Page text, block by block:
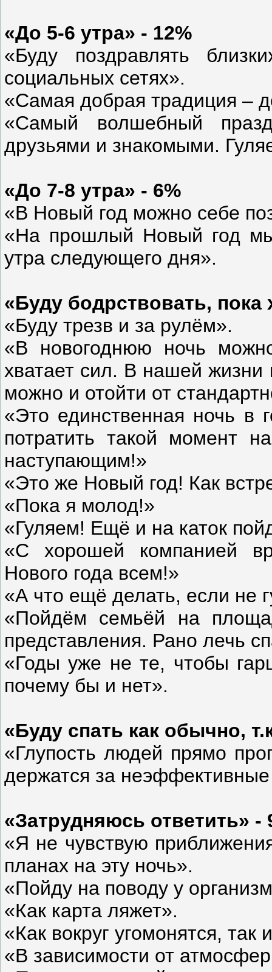
«До 5-6 утра» - 12%
«Буду поздравлять
социальных сетях».
«Самая добрая традиция –
«Самый волшебный
друзьями и знакомыми.
«До 7-8 утра» - 6%
«В Новый год можно себе
«На прошлый Новый год
утра следующего дня».
«Буду бодрствовать, пока
«Буду трезв и за рулём».
«В новогоднюю ночь
хватает сил. В нашей жизни
можно и отойти от
«Это единственная ночь в
потратить такой момент
наступающим!»
«Это же Новый год! Как
«Пока я молод!»
«Гуляем! Ещё и на каток
«С хорошей компанией
Нового года всем!»
«А что ещё делать, если не
«Пойдём семьёй на
представления. Рано лечь
«Годы уже не те, чтобы
почему бы и нет».
«Буду спать как обычно,
«Глупость людей прямо
держатся за
«Затрудняюсь ответить» -
«Я не чувствую
планах на эту ночь».
«Пойду на поводу у
«Как карта ляжет».
«Как вокруг угомонятся, так
«В зависимости от